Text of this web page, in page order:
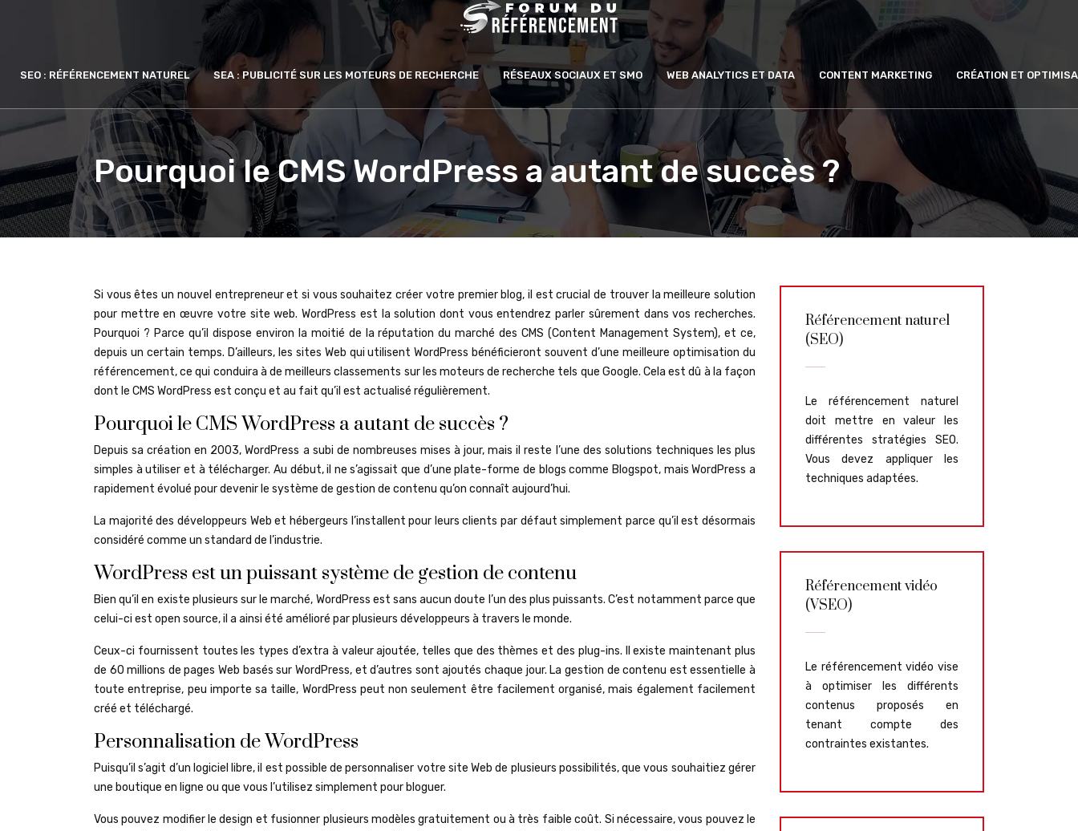
SEO : RÉFÉRENCEMENT NATUREL SEA : PUBLICITÉ SUR LES MOTEURS DE RECHERCHE RÉSEAUX SOCIAUX ET SMO WEB ANALYTICS ET DATA CONTENT MARKETING CRÉATION ET
Pourquoi le CMS WordPress a autant de succès ?
Si vous êtes un nouvel entrepreneur et si vous souhaitez créer votre premier blog, il est crucial de trouver la meilleure solution
pour mettre en œuvre votre site web. WordPress est la solution dont vous entendrez parler sûrement dans vos recherches.
Pourquoi ? Parce qu’il dispose environ la moitié de la réputation du marché des CMS (Content Management System), et ce,
depuis un certain temps. D’ailleurs, les sites Web qui utilisent WordPress bénéficieront souvent d’une meilleure optimisation du
référencement, ce qui conduira à de meilleurs classements sur les moteurs de recherche tels que Google. Cela est dû à la façon
dont le CMS WordPress est conçu et au fait qu’il est actualisé régulièrement.
Pourquoi le CMS WordPress a autant de succès ?
Depuis sa création en 2003, WordPress a subi de nombreuses mises à jour, mais il reste l’une des solutions techniques les plus
simples à utiliser et à télécharger. Au début, il ne s’agissait que d’une plate-forme de blogs comme Blogspot, mais WordPress a
rapidement évolué pour devenir le système de gestion de contenu qu’on connaît aujourd’hui.
La majorité des développeurs Web et hébergeurs l’installent pour leurs clients par défaut simplement parce qu’il est désormais
considéré comme un standard de l’industrie.
WordPress est un puissant système de gestion de contenu
Bien qu’il en existe plusieurs sur le marché, WordPress est sans aucun doute l’un des plus puissants. C’est notamment parce que
celui-ci est open source, il a ainsi été amélioré par plusieurs développeurs à travers le monde.
Ceux-ci fournissent toutes les types d’extra à valeur ajoutée, telles que des thèmes et des plug-ins. Il existe maintenant plus
de 60 millions de pages Web basés sur WordPress, et d’autres sont ajoutés chaque jour. La gestion de contenu est essentielle à
toute entreprise, peu importe sa taille, WordPress peut non seulement être facilement organisé, mais également facilement
créé et téléchargé.
Personnalisation de WordPress
Puisqu’il s’agit d’un logiciel libre, il est possible de personnaliser votre site Web de plusieurs possibilités, que vous souhaitiez gérer
une boutique en ligne ou que vous l’utilisez simplement pour bloguer.
Vous pouvez modifier le design et fusionner plusieurs modèles gratuitement ou à très faible coût. Si nécessaire, vous pouvez le
Référencement naturel
(SEO)
Le référencement naturel
doit mettre en valeur les
différentes stratégies SEO.
Vous devez appliquer les
techniques adaptées.
Référencement vidéo
(VSEO)
Le référencement vidéo vise
à optimiser les différents
contenus proposés en
tenant compte des
contraintes existantes.